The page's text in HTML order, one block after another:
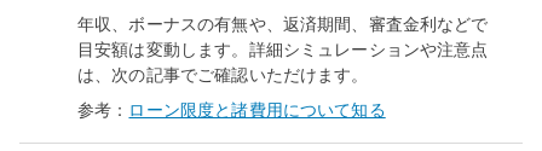
年収、ボーナスの有無や、返済期間、審査金利などで
目安額は変動します。詳細シミュレーションや注意点
は、次の記事でご確認いただけます。
参考： ローン限度と諸費用について知る